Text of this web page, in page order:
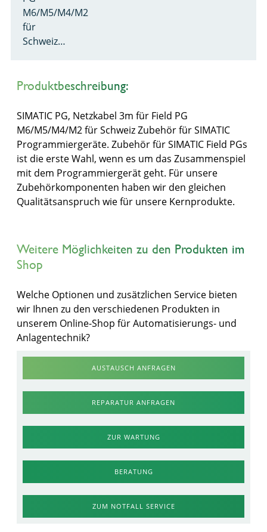
M6/M5/M4/M2
für
Schweiz…
Produktbeschreibung:
SIMATIC PG, Netzkabel 3m für Field PG
M6/M5/M4/M2 für Schweiz Zubehör für SIMATIC
Programmiergeräte. Zubehör für SIMATIC Field PGs
ist die erste Wahl, wenn es um das Zusammenspiel
mit dem Programmiergerät geht. Für unsere
Zubehörkomponenten haben wir den gleichen
Qualitätsanspruch wie für unsere Kernprodukte.
Weitere Möglichkeiten zu den Produkten im
Shop
Welche Optionen und zusätzlichen Service bieten
wir Ihnen zu den verschiedenen Produkten in
unserem Online-Shop für Automatisierungs- und
Anlagentechnik?
AUSTAUSCH ANFRAGEN
REPARATUR ANFRAGEN
ZUR WARTUNG
BERATUNG
ZUM NOTFALL SERVICE